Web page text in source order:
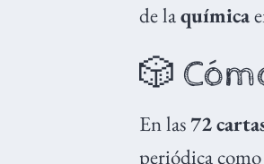
de laquímica
🎲
En las 72
periódica como